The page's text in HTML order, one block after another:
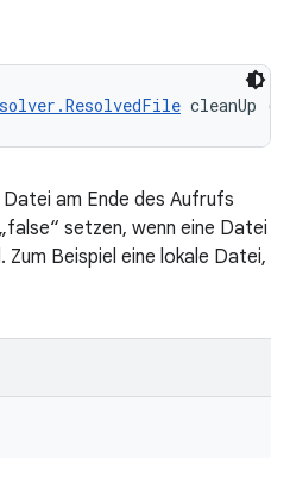
cleanUp
am Ende des Aufrufs
setzen, wenn eine Datei
Beispiel eine lokale Datei,